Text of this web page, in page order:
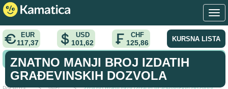
EUR
117,37
USD
101,62
CHF
125,86 KURSNA LISTA
KONVERTOR VALUTA
ZNATNO MANJI BROJ IZDATIH
GRAĐEVINSKIH DOZVOLA